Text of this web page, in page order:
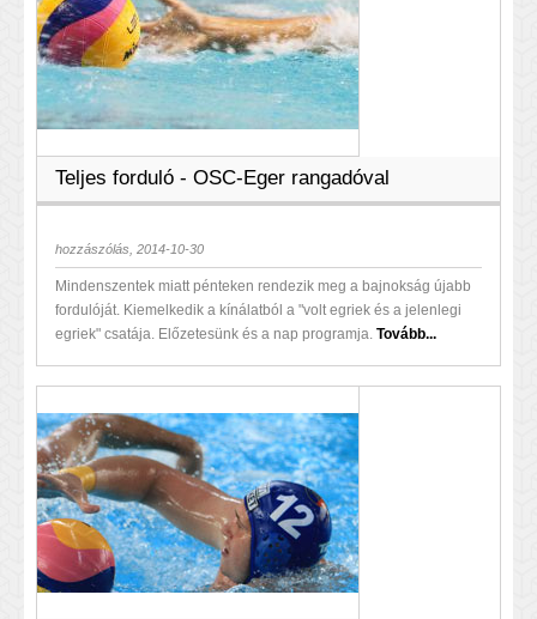
Teljes forduló - OSC-Eger rangadóval
hozzászólás, 2014-10-30
Mindenszentek miatt pénteken rendezik meg a bajnokság újabb
fordulóját. Kiemelkedik a kínálatból a "volt egriek és a jelenlegi
egriek" csatája. Előzetesünk és a nap programja. Tovább...